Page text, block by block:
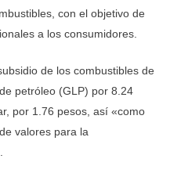
con el objetivo de
a los consumidores.
de los combustibles de
petróleo (GLP) por 8.24
por 1.76 pesos, así «como
valores para la